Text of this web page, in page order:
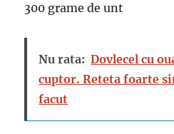
300 grame de unt
Nu rata: Dovlecel cu
cuptor. Reteta foarte
facut